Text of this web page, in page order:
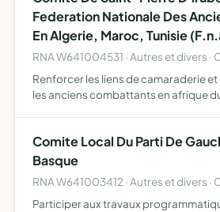
Federation Nationale Des
En Algerie, Maroc, Tunisie
RNA W641004531 · Autres et divers ·
Renforcer les liens de camaraderie
les anciens combattants en afrique
Comite Local Du Parti De
Basque
RNA W641003412 · Autres et divers ·
Participer aux travaux